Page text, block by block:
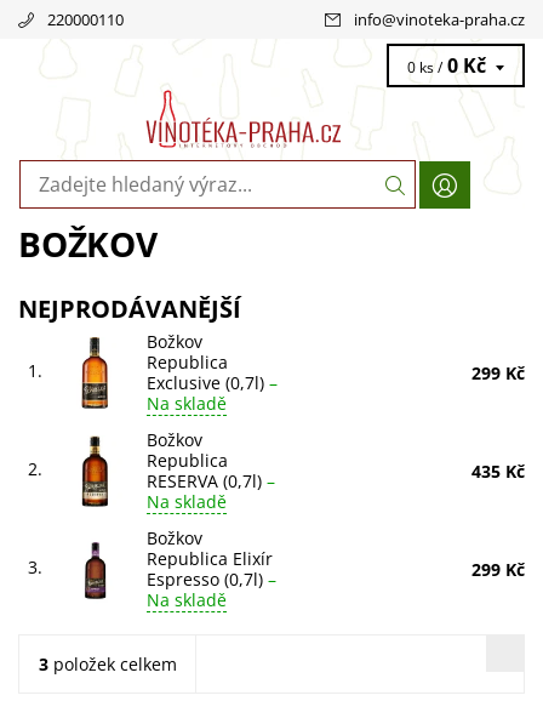
220000110 info@vinoteka-praha.cz
0 ks / 0 Kč
BOŽKOV
NEJPRODÁVANĚJŠÍ
1.
Božkov
Republica
Exclusive (0,7l) –
Na skladě
299 Kč
2.
Božkov
Republica
RESERVA (0,7l) –
Na skladě
435 Kč
3.
Božkov
Republica Elixír
Espresso (0,7l) –
Na skladě
299 Kč
3 položek celkem